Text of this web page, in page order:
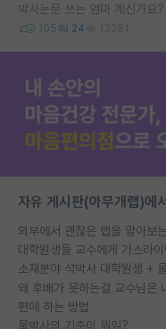
박사논문 쓰는 엄마 계신가요?
105 24 13261
자유 게시판(아무개랩)에
외부에서 괜찮은 랩을 알아보
소재분야 석박사 대학원생 +
편애 하는 방법
물박사의 기준이 뭐임?